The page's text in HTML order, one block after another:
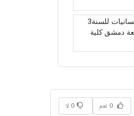
اسئلة اختبار في مادة اللسانيات للسنة3
2015 جامعة دمشق كلية
0 نعم 0 لا